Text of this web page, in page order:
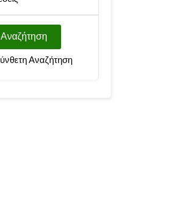
Αναζήτηση
Αναζήτηση